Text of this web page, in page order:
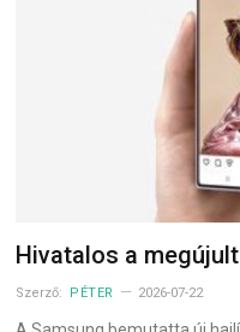
Hivatalos a
Szerző: PÉTER 2026-07-22